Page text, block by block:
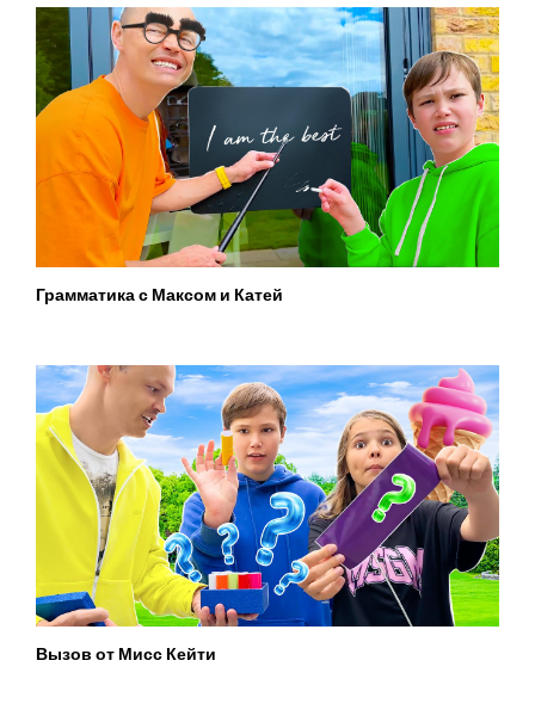
Грамматика с Максом и Катей
Вызов от Мисс Кейти